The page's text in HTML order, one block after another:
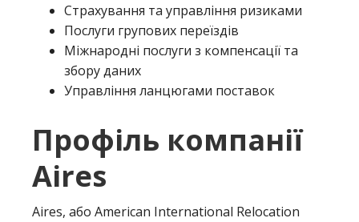
Страхування та управління ризиками
Послуги групових переїздів
Міжнародні послуги з компенсації та
збору даних
Управління ланцюгами поставок
Профіль компанії
Aires
Aires, або American International Relocation